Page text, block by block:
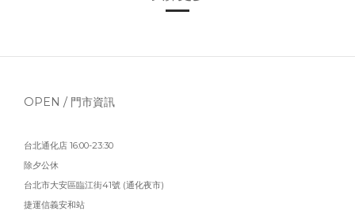
OPEN / 門市資訊
台北通化店 16:00-23:30
除夕公休
台北市大安區臨江街41號 (通化夜市)
捷運信義安和站